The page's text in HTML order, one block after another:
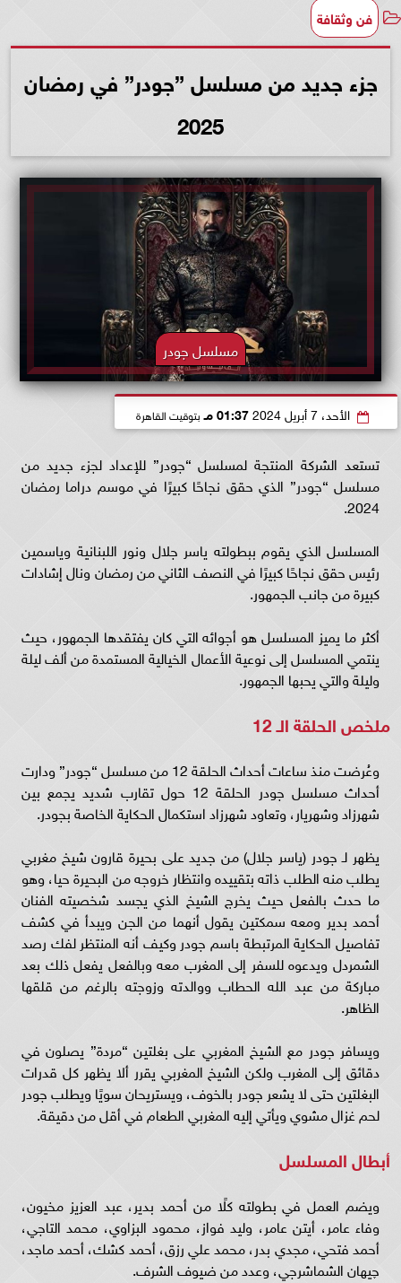
فن وثقافة
جزء جديد من مسلسل ”جودر” في رمضان
2025
مسلسل جودر
الأحد، 7 أبريل 2024 01:37 مـ بتوقيت القاهرة
تستعد الشركة المنتجة لمسلسل “جودر” للإعداد لجزء جديد من
مسلسل “جودر” الذي حقق نجاحًا كبيرًا في موسم دراما رمضان
2024.
المسلسل الذي يقوم ببطولته ياسر جلال ونور اللبنانية وياسمين
رئيس حقق نجاحًا كبيرًا في النصف الثاني من رمضان ونال إشادات
كبيرة من جانب الجمهور.
أكثر ما يميز المسلسل هو أجوائه التي كان يفتقدها الجمهور، حيث
ينتمي المسلسل إلى نوعية الأعمال الخيالية المستمدة من ألف ليلة
وليلة والتي يحبها الجمهور.
ملخص الحلقة الـ 12
وعُرضت منذ ساعات أحداث الحلقة 12 من مسلسل “جودر” ودارت
أحداث مسلسل جودر الحلقة 12 حول تقارب شديد يجمع بين
شهرزاد وشهريار، وتعاود شهرزاد استكمال الحكاية الخاصة بجودر.
يظهر لـ جودر (ياسر جلال) من جديد على بحيرة قارون شيخ مغربي
يطلب منه الطلب ذاته بتقييده وانتظار خروجه من البحيرة حيا، وهو
ما حدث بالفعل حيث يخرج الشيخ الذي يجسد شخصيته الفنان
أحمد بدير ومعه سمكتين يقول أنهما من الجن ويبدأ في كشف
تفاصيل الحكاية المرتبطة باسم جودر وكيف أنه المنتظر لفك رصد
الشمردل ويدعوه للسفر إلى المغرب معه وبالفعل يفعل ذلك بعد
مباركة من عبد الله الحطاب ووالدته وزوجته بالرغم من قلقها
الظاهر.
ويسافر جودر مع الشيخ المغربي على بغلتين “مردة” يصلون في
دقائق إلى المغرب ولكن الشيخ المغربي يقرر ألا يظهر كل قدرات
البغلتين حتى لا يشعر جودر بالخوف، ويستريحان سويًا ويطلب جودر
لحم غزال مشوي ويأتي إليه المغربي الطعام في أقل من دقيقة.
أبطال المسلسل
ويضم العمل في بطولته كلًا من أحمد بدير، عبد العزيز مخيون،
وفاء عامر، أيتن عامر، وليد فواز، محمود البزاوي، محمد التاجي،
أحمد فتحي، مجدي بدر، محمد علي رزق، أحمد كشك، أحمد ماجد،
چيهان الشماشرجي، وعدد من ضيوف الشرف.